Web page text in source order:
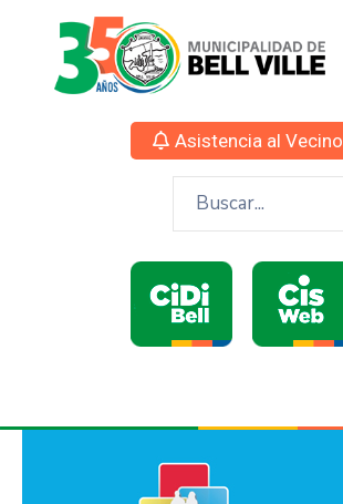
Asistencia al Vecino